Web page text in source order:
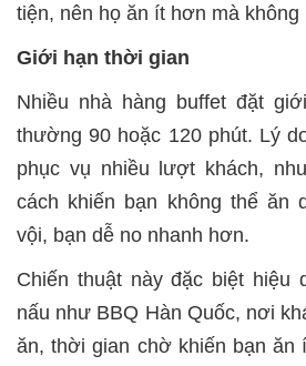
tiện, nên họ ăn ít hơn mà không
Giới hạn thời gian
Nhiều nhà hàng buffet đặt
thường 90 hoặc 120 phút. Lý
phục vụ nhiều lượt khách,
cách khiến bạn không thể ăn
vội, bạn dễ no nhanh hơn.
Chiến thuật này đặc biệt hiệu
nấu như BBQ Hàn Quốc, nơi
ăn, thời gian chờ khiến bạn ăn